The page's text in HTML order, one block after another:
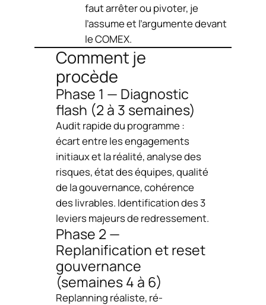
faut arrêter ou pivoter, je
l’assume et l’argumente devant
le COMEX.
Comment je
procède
Phase 1 — Diagnostic
flash (2 à 3 semaines)
Audit rapide du programme :
écart entre les engagements
initiaux et la réalité, analyse des
risques, état des équipes, qualité
de la gouvernance, cohérence
des livrables. Identification des 3
leviers majeurs de redressement.
Phase 2 —
Replanification et reset
gouvernance
(semaines 4 à 6)
Replanning réaliste, ré-